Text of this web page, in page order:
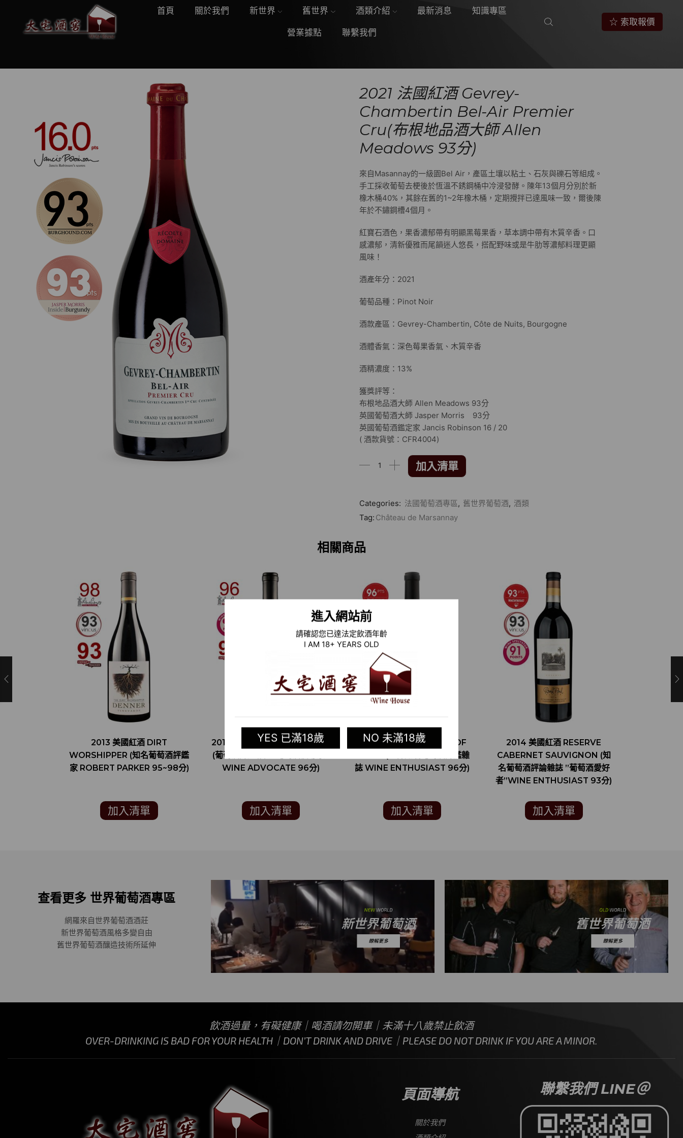
進入網站前
請確認您已達法定飲酒年齡
I AM 18+ YEARS OLD
YES 已滿18歲 NO 未滿18歲
首頁 關於我們 新世界 舊世界 酒類介紹 最新消息 知識專區
營業據點 聯繫我們
☆ 索取報價
2021 法國紅酒 Gevrey-
Chambertin Bel-Air Premier
Cru(布根地品酒大師 Allen
Meadows 93分)
來自Masannay的一級園Bel Air，產區土壤以粘土、石灰與礫石等組成。
手工採收葡萄去梗後於恆溫不銹鋼桶中冷浸發酵。陳年13個月分別於新
橡木桶40%，其餘在舊的1~2年橡木桶，定期攪拌已達風味一致，爾後陳
年於不鏽鋼槽4個月。
紅寶石酒色，果香濃郁帶有明顯黑莓果香，草本調中帶有木質辛香。口
感濃郁，清新優雅而尾韻迷人悠長，搭配野味或是牛肋等濃郁料理更顯
風味！
酒產年分：2021
葡萄品種：Pinot Noir
酒款產區：Gevrey-Chambertin, Côte de Nuits, Bourgogne
酒體香氣：深色莓果香氣、木質辛香
酒精濃度：13%
獲獎評等：
布根地品酒大師 Allen Meadows 93分
英國葡萄酒大師 Jasper Morris 93分
英國葡萄酒鑑定家 Jancis Robinson 16 / 20
( 酒款貨號：CFR4004)
加入清單
Categories: 法國葡萄酒專區, 舊世界葡萄酒, 酒類
Tag: Château de Marsannay
相關商品
2013 美國紅酒 DIRT
WORSHIPPER (知名葡萄酒評鑑
家 ROBERT PARKER 95~98分)
加入清單
2014 美國紅酒 DITCH DIGGER
(葡萄酒評鑑雜誌”葡萄酒倡導家”
WINE ADVOCATE 96分)
加入清單
2016 美國紅酒 MOTHER OF
EXILES (世界知名葡萄酒評鑑雜
誌 WINE ENTHUSIAST 96分)
加入清單
2014 美國紅酒 RESERVE
CABERNET SAUVIGNON (知
名葡萄酒評論雜誌 ”葡萄酒愛好
者”WINE ENTHUSIAST 93分)
加入清單
查看更多 世界葡萄酒專區
網羅來自世界葡萄酒酒莊
新世界葡萄酒風格多變自由
舊世界葡萄酒釀造技術所延伸
飲酒過量，有礙健康｜喝酒請勿開車｜未滿十八歲禁止飲酒
OVER-DRINKING IS BAD FOR YOUR HEALTH｜DON’T DRINK AND DRIVE｜PLEASE DO NOT DRINK IF YOU ARE A MINOR.
頁面導航
關於我們
聯繫我們 LINE＠